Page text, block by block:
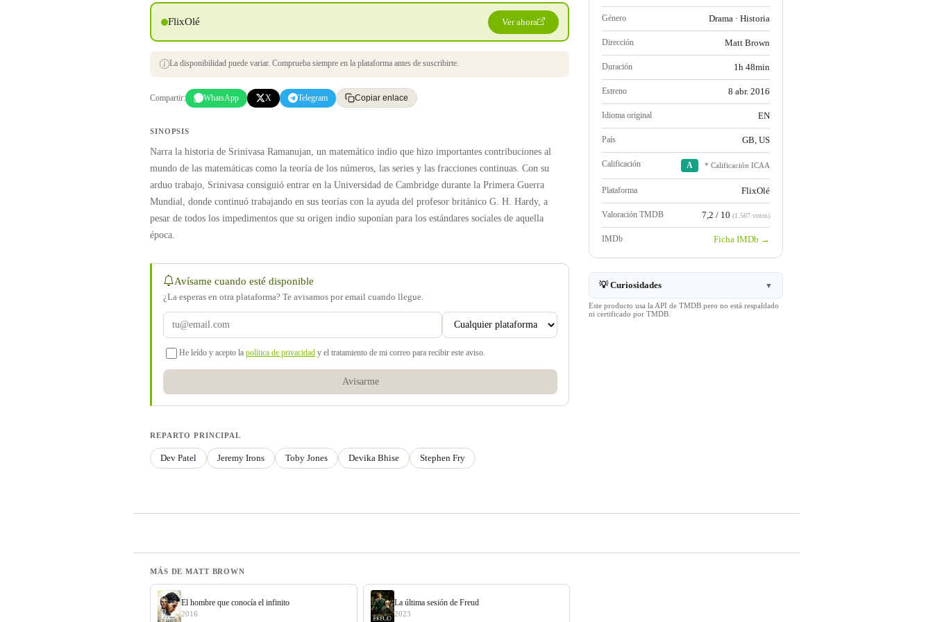
FlixOlé Ver ahora
La disponibilidad puede variar. Comprueba siempre en la plataforma antes de suscribirte.
Compartir: WhatsApp X Telegram Copiar enlace
SINOPSIS
Narra la historia de Srinivasa Ramanujan, un matemático indio que hizo importantes contribuciones al
mundo de las matemáticas como la teoría de los números, las series y las fracciones continuas. Con su
arduo trabajo, Srinivasa consiguió entrar en la Universidad de Cambridge durante la Primera Guerra
Mundial, donde continuó trabajando en sus teorías con la ayuda del profesor británico G. H. Hardy, a
pesar de todos los impedimentos que su origen indio suponían para los estándares sociales de aquella
época.
Avísame cuando esté disponible
¿La esperas en otra plataforma? Te avisamos por email cuando llegue.
He leído y acepto la política de privacidad y el tratamiento de mi correo para recibir este aviso.
Avisarme
REPARTO PRINCIPAL
Dev Patel Jeremy Irons Toby Jones Devika Bhise Stephen Fry
Género Drama · Historia
Dirección Matt Brown
Duración 1h 48min
Estreno 8 abr. 2016
Idioma original EN
País GB, US
Calificación A * Calificación ICAA
Plataforma FlixOlé
Valoración TMDB 7,2 / 10 (1.567 votos)
IMDb Ficha IMDb →
💡 Curiosidades ▼
Este producto usa la API de TMDB pero no está respaldado
ni certificado por TMDB.
MÁS DE MATT BROWN
El hombre que conocía el infinito
2016
La última sesión de Freud
2023